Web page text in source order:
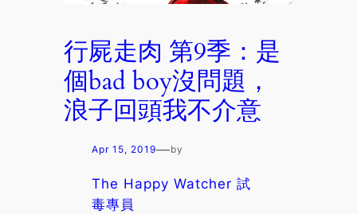
行屍走肉 第9季：是
個bad boy沒問題，
浪子回頭我不介意
Apr 15, 2019—by
The Happy Watcher 試
毒專員